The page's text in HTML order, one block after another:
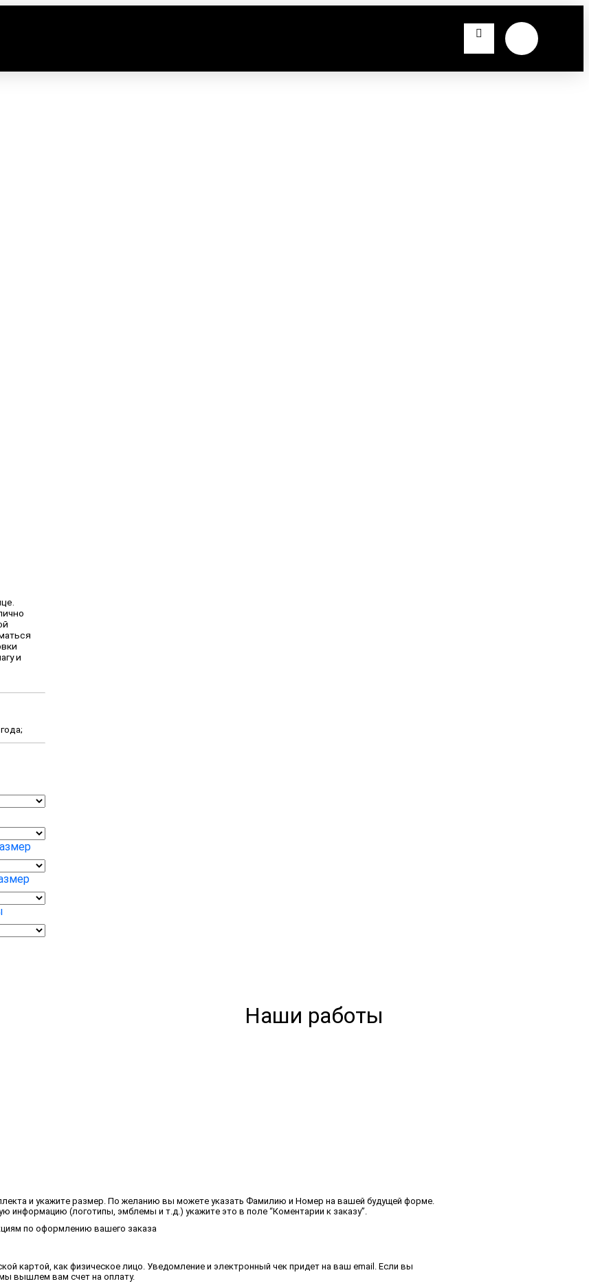
и
и укажите размер. По желанию вы можете указать Фамилию и Номер на вашей будущей форме.
информацию (логотипы, эмблемы и т.д.) укажите это в поле “Коментарии к заказу”.
по оформлению вашего заказа
картой, как физическое лицо. Уведомление и электронный чек придет на ваш email. Если вы
вышлем вам счет на оплату.
Наши работы